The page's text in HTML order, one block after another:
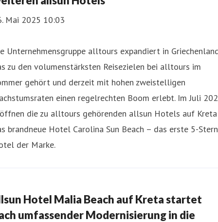
Mai 2025 10:03
Unternehmensgruppe alltours expandiert in
zu den volumenstärksten Reisezielen bei alltours im
gehört und derzeit mit hohen zweistelligen
einen regelrechten Boom erlebt. Im Juli
die zu alltours gehörenden allsun Hotels auf Kreta
brandneue Hotel Carolina Sun Beach – das erste 5-
der Marke.
Hotel Malia Beach auf Kreta startet
umfassender Modernisierung in die